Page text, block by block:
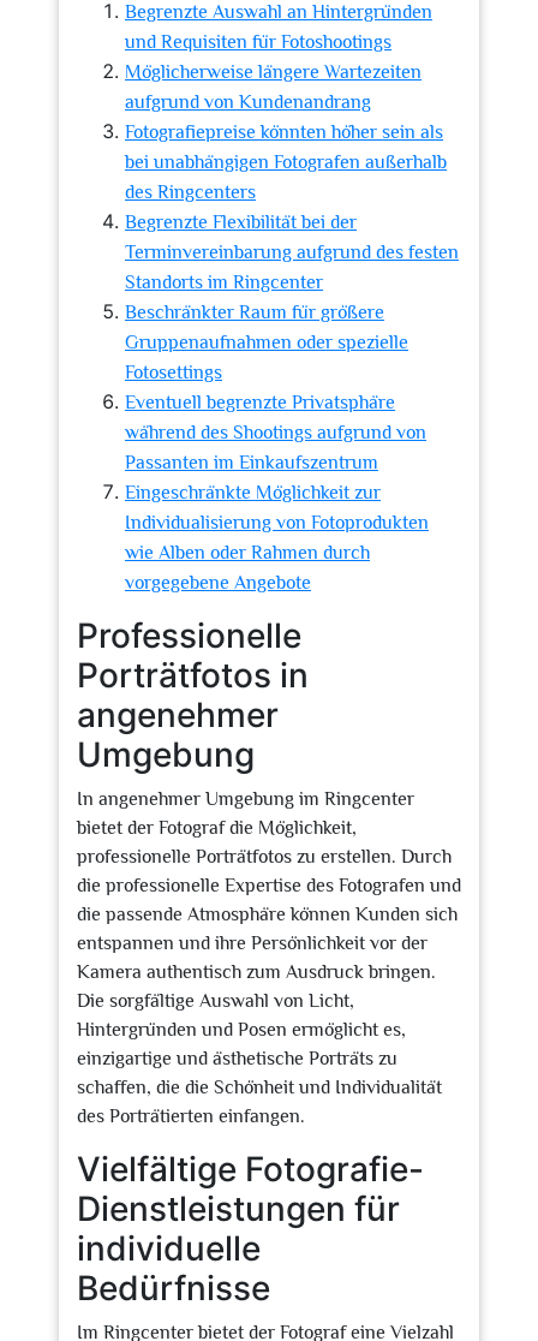
Begrenzte Auswahl an Hintergründen
und Requisiten für Fotoshootings
Möglicherweise längere Wartezeiten
aufgrund von Kundenandrang
Fotografiepreise könnten höher sein als
bei unabhängigen Fotografen außerhalb
des Ringcenters
Begrenzte Flexibilität bei der
Terminvereinbarung aufgrund des festen
Standorts im Ringcenter
Beschränkter Raum für größere
Gruppenaufnahmen oder spezielle
Fotosettings
Eventuell begrenzte Privatsphäre
während des Shootings aufgrund von
Passanten im Einkaufszentrum
Eingeschränkte Möglichkeit zur
Individualisierung von Fotoprodukten
wie Alben oder Rahmen durch
vorgegebene Angebote
Professionelle
Porträtfotos in
angenehmer
Umgebung
In angenehmer Umgebung im Ringcenter
bietet der Fotograf die Möglichkeit,
professionelle Porträtfotos zu erstellen. Durch
die professionelle Expertise des Fotografen und
die passende Atmosphäre können Kunden sich
entspannen und ihre Persönlichkeit vor der
Kamera authentisch zum Ausdruck bringen.
Die sorgfältige Auswahl von Licht,
Hintergründen und Posen ermöglicht es,
einzigartige und ästhetische Porträts zu
schaffen, die die Schönheit und Individualität
des Porträtierten einfangen.
Vielfältige Fotografie-
Dienstleistungen für
individuelle
Bedürfnisse
Im Ringcenter bietet der Fotograf eine Vielzahl